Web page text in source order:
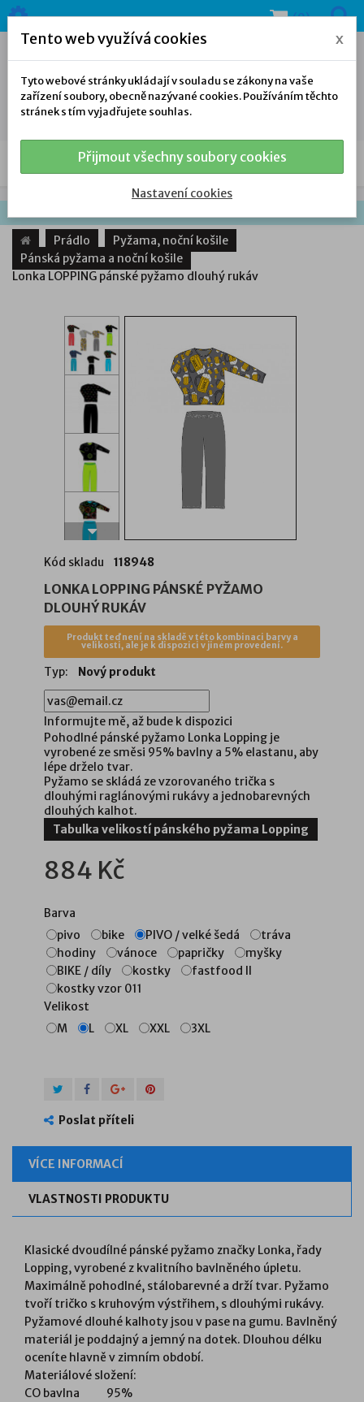
(0)
NAŠE NABÍDKA
Prádlo
Pyžama, noční košile
Pánská pyžama a noční košile
Lonka LOPPING pánské pyžamo dlouhý rukáv
Kód skladu 118948
LONKA LOPPING PÁNSKÉ PYŽAMO
DLOUHÝ RUKÁV
Produkt teď není na skladě v této kombinaci barvy a
velikosti, ale je k dispozici v jiném provedení.
Typ: Nový produkt
Informujte mě, až bude k dispozici
Pohodlné pánské pyžamo Lonka Lopping je
vyrobené ze směsi 95% bavlny a 5% elastanu, aby
lépe drželo tvar.
Pyžamo se skládá ze vzorovaného trička s
dlouhými raglánovými rukávy a jednobarevných
dlouhých kalhot.
Tabulka velikostí pánského pyžama Lopping
884 Kč
Barva
pivo
bike PIVO / velké šedá
tráva
hodiny
vánoce papričky
myšky
BIKE / díly
kostky
fastfood II
kostky vzor 011
Velikost
M
L XL XXL 3XL
Poslat příteli
VÍCE INFORMACÍ
VLASTNOSTI PRODUKTU
Klasické dvoudílné pánské pyžamo značky Lonka, řady
Lopping, vyrobené z kvalitního bavlněného úpletu.
Maximálně pohodlné, stálobarevné a drží tvar. Pyžamo
tvoří tričko s kruhovým výstřihem, s dlouhými rukávy.
Pyžamové dlouhé kalhoty jsou v pase na gumu. Bavlněný
materiál je poddajný a jemný na dotek. Dlouhou délku
oceníte hlavně v zimním období.
Materiálové složení:
CO bavlna 95%
Tento web využívá cookies x
Tyto webové stránky ukládají v souladu se zákony na vaše
zařízení soubory, obecně nazývané cookies. Používáním těchto
stránek s tím vyjadřujete souhlas.
Přijmout všechny soubory cookies
Nastavení cookies